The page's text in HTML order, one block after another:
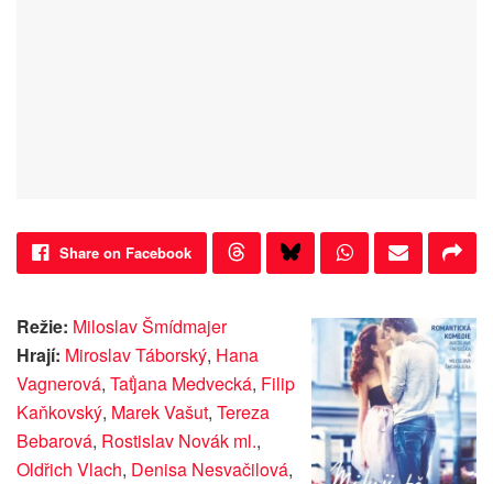
Share on Facebook
Režie: Miloslav Šmídmajer
Hrají: Miroslav Táborský, Hana
Vagnerová, Taťjana Medvecká, Filip
Kaňkovský, Marek Vašut, Tereza
Bebarová, Rostislav Novák ml.,
Oldřich Vlach, Denisa Nesvačilová,